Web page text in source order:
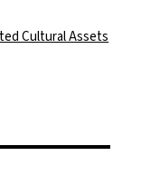
Cultural Assets